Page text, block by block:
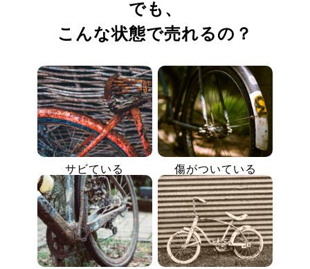
でも、
こんな状態で売れるの？
サビている 傷がついている